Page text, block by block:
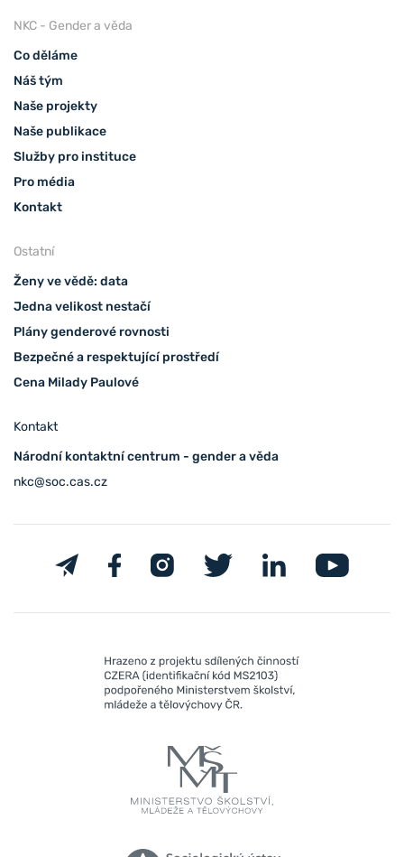
NKC - Gender a věda
Co děláme
Náš tým
Naše projekty
Naše publikace
Služby pro instituce
Pro média
Kontakt
Ostatní
Ženy ve vědě: data
Jedna velikost nestačí
Plány genderové rovnosti
Bezpečné a respektující prostředí
Cena Milady Paulové
Kontakt
Národní kontaktní centrum - gender a věda
nkc@soc.cas.cz